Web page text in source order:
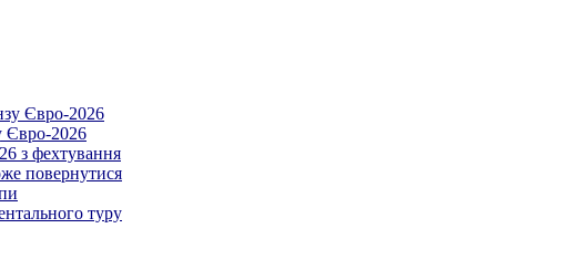
Євро-2026
з фехтування
повернутися
туру